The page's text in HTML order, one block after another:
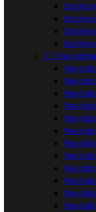
  Flex káble
Flex
Flex
Flex
Flex
Flex
Flex
Flex
Flex
Flex
Flex
Flex
Flex